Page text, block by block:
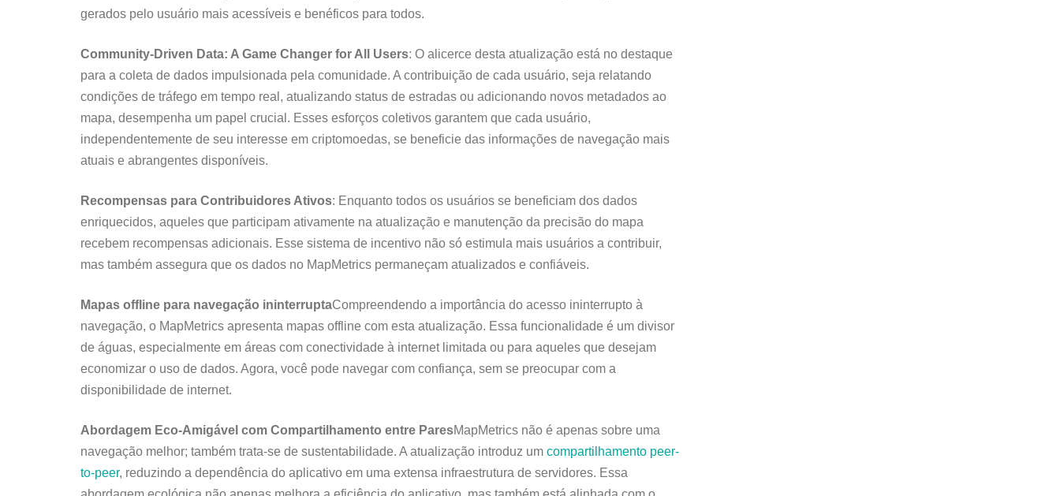
gerados pelo usuário mais acessíveis e benéficos para todos.
Community-Driven Data: A Game Changer for All Users: O alicerce desta atualização está no destaque
para a coleta de dados impulsionada pela comunidade. A contribuição de cada usuário, seja relatando
condições de tráfego em tempo real, atualizando status de estradas ou adicionando novos metadados ao
mapa, desempenha um papel crucial. Esses esforços coletivos garantem que cada usuário,
independentemente de seu interesse em criptomoedas, se beneficie das informações de navegação mais
atuais e abrangentes disponíveis.
Recompensas para Contribuidores Ativos: Enquanto todos os usuários se beneficiam dos dados
enriquecidos, aqueles que participam ativamente na atualização e manutenção da precisão do mapa
recebem recompensas adicionais. Esse sistema de incentivo não só estimula mais usuários a contribuir,
mas também assegura que os dados no MapMetrics permaneçam atualizados e confiáveis.
Mapas offline para navegação ininterruptaCompreendendo a importância do acesso ininterrupto à
navegação, o MapMetrics apresenta mapas offline com esta atualização. Essa funcionalidade é um divisor
de águas, especialmente em áreas com conectividade à internet limitada ou para aqueles que desejam
economizar o uso de dados. Agora, você pode navegar com confiança, sem se preocupar com a
disponibilidade de internet.
Abordagem Eco-Amigável com Compartilhamento entre ParesMapMetrics não é apenas sobre uma
navegação melhor; também trata-se de sustentabilidade. A atualização introduz um compartilhamento peer-
to-peer, reduzindo a dependência do aplicativo em uma extensa infraestrutura de servidores. Essa